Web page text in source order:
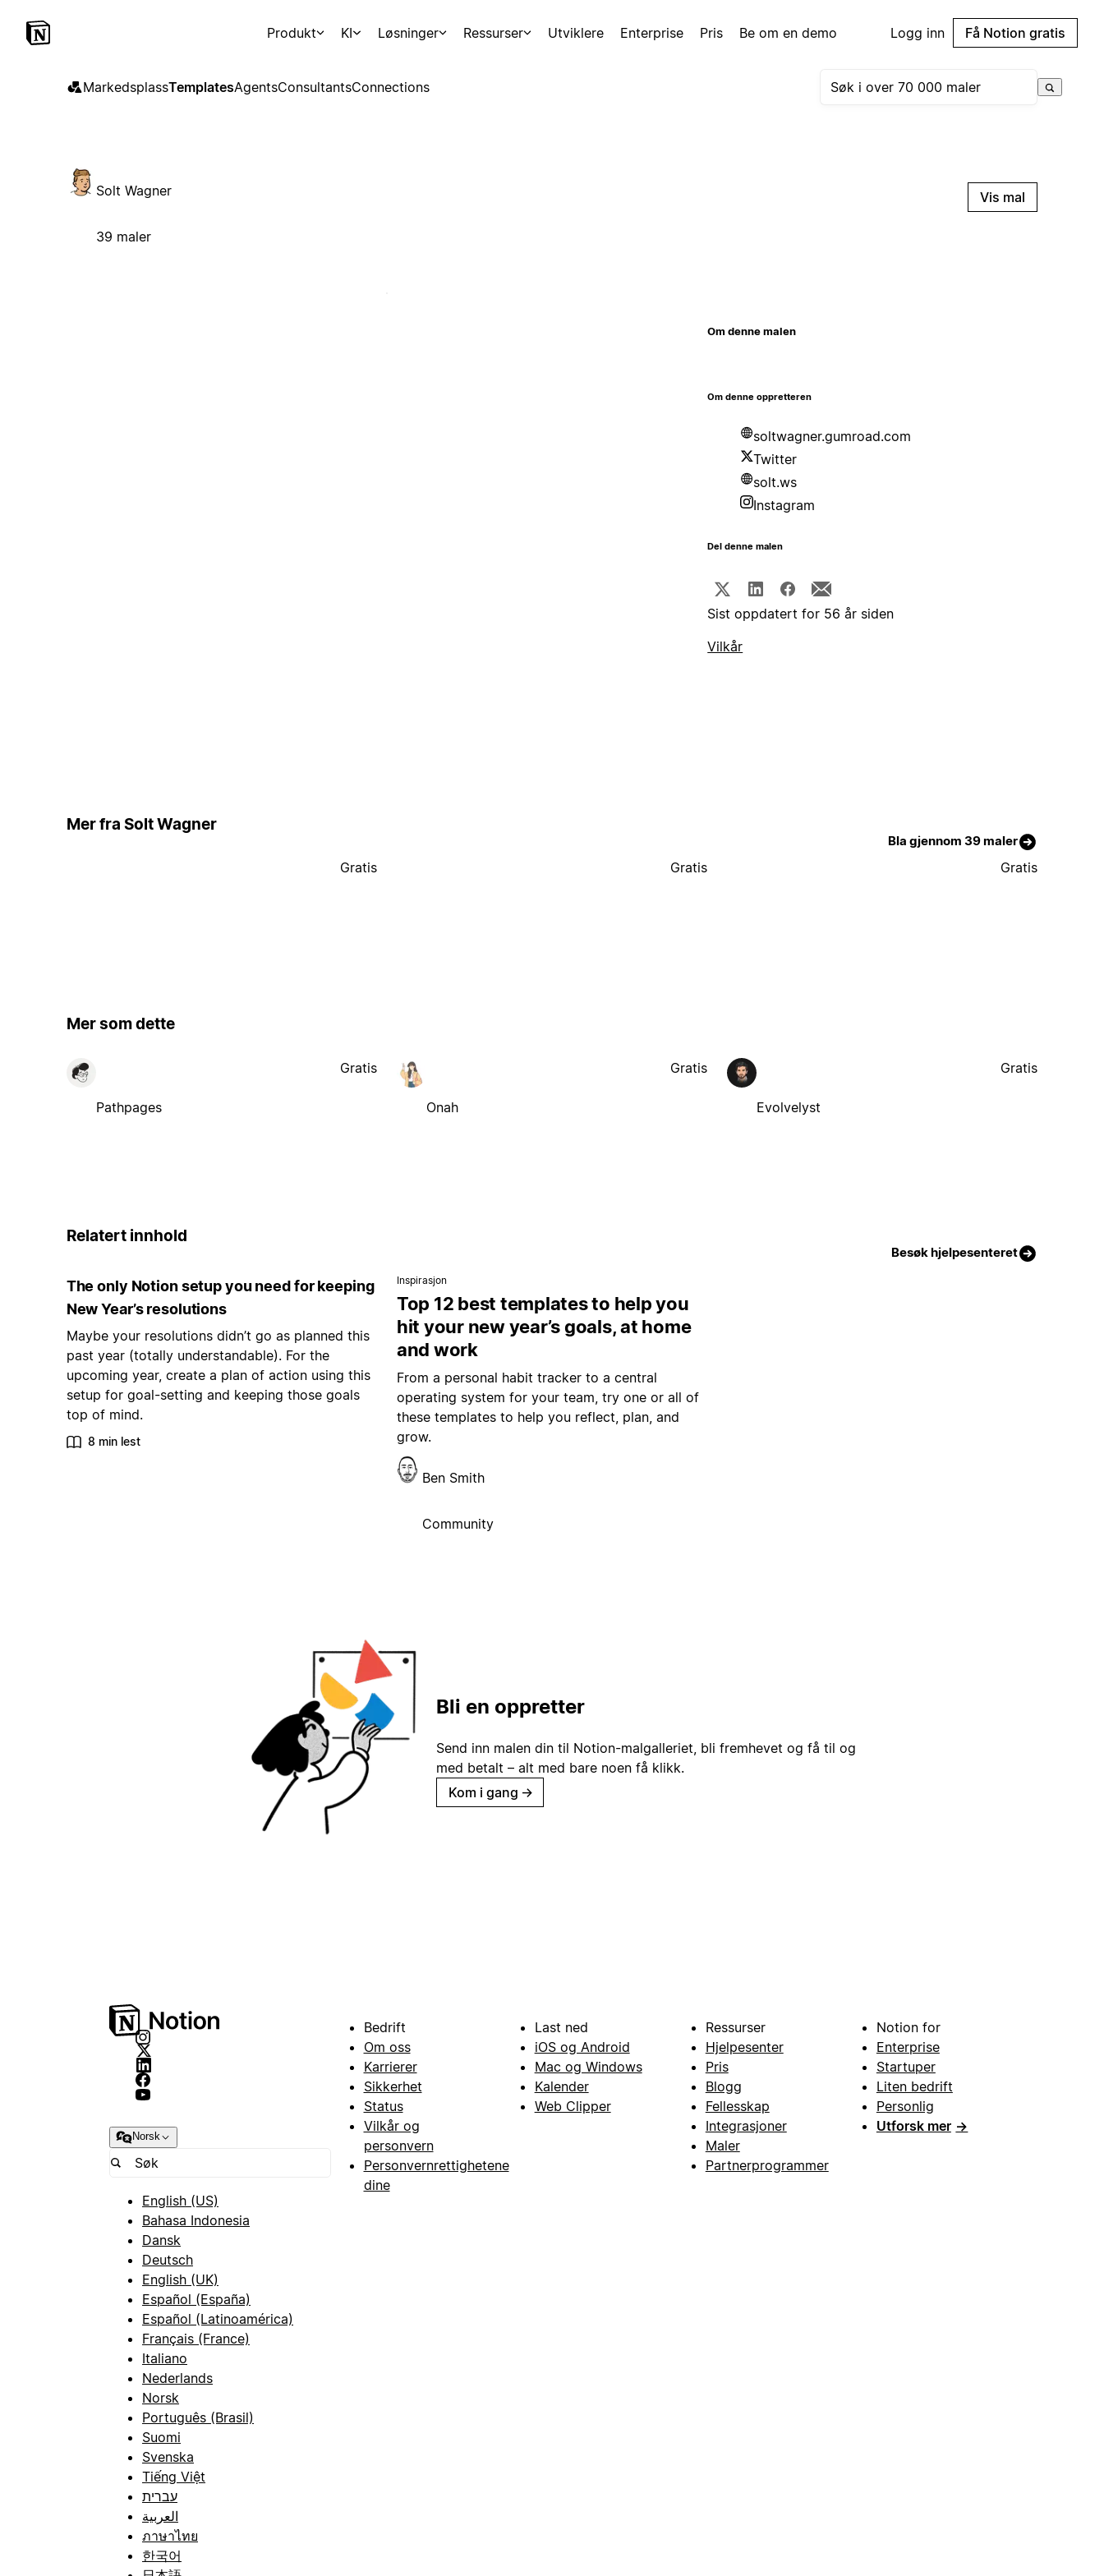
Produkt KI Løsninger Ressurser Utviklere Enterprise Pris Be om en demo Logg inn Få Notion gratis
MarkedsplassTemplatesAgentsConsultantsConnections
Solt Wagner
39 maler
Vis mal
Om denne malen
Om denne oppretteren
soltwagner.gumroad.com
Twitter
solt.ws
Instagram
Del denne malen
Sist oppdatert for 56 år siden
Vilkår
Mer fra Solt Wagner
Bla gjennom 39 maler
Gratis Gratis Gratis
Mer som dette
Pathpages
Gratis
Onah
Gratis
Evolvelyst
Gratis
Relatert innhold
Besøk hjelpesenteret
The only Notion setup you need for keeping
New Year’s resolutions
Maybe your resolutions didn’t go as planned this
past year (totally understandable). For the
upcoming year, create a plan of action using this
setup for goal-setting and keeping those goals
top of mind.
8 min lest
Inspirasjon
Top 12 best templates to help you
hit your new year’s goals, at home
and work
From a personal habit tracker to a central
operating system for your team, try one or all of
these templates to help you reflect, plan, and
grow.
Ben Smith
Community
Bli en oppretter
Send inn malen din til Notion-malgalleriet, bli fremhevet og få til og
med betalt – alt med bare noen få klikk.
Kom i gang →
Norsk
English (US)
Bahasa Indonesia
Dansk
Deutsch
English (UK)
Español (España)
Español (Latinoamérica)
Français (France)
Italiano
Nederlands
Norsk
Português (Brasil)
Suomi
Svenska
Tiếng Việt
עברית
العربية
ภาษาไทย
한국어
Bedrift
Om oss
Karrierer
Sikkerhet
Status
Vilkår og
personvern
Personvernrettighetene
dine
Last ned
iOS og Android
Mac og Windows
Kalender
Web Clipper
Ressurser
Hjelpesenter
Pris
Blogg
Fellesskap
Integrasjoner
Maler
Partnerprogrammer
Notion for
Enterprise
Startuper
Liten bedrift
Personlig
Utforsk mer →